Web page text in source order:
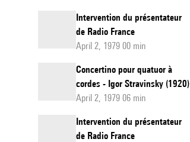
Intervention du présentateur
de Radio France
April 2, 1979 00 min
Concertino pour quatuor à
cordes - Igor Stravinsky (1920)
April 2, 1979 06 min
Intervention du présentateur
de Radio France